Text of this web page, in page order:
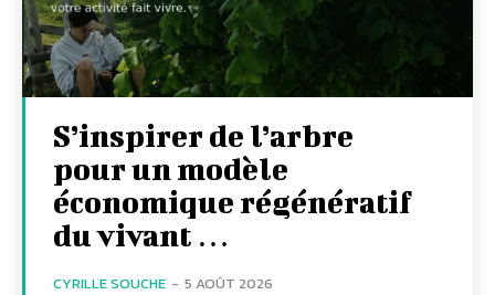
S’inspirer de l’arbre
pour un modèle
économique régénératif
du vivant …
CYRILLE SOUCHE - 5 AOÛT 2026